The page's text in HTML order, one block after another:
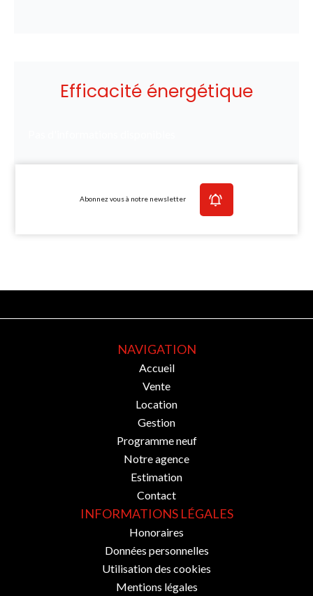
Efficacité énergétique
Abonnez vous à notre newsletter
NAVIGATION
Accueil
Vente
Location
Gestion
Programme neuf
Notre agence
Estimation
Contact
INFORMATIONS LÉGALES
Honoraires
Données personnelles
Utilisation des cookies
Mentions légales